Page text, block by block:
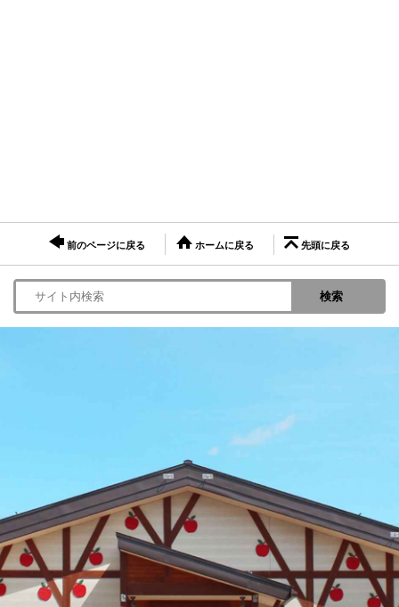
前のページに戻る ホームに戻る 先頭に戻る